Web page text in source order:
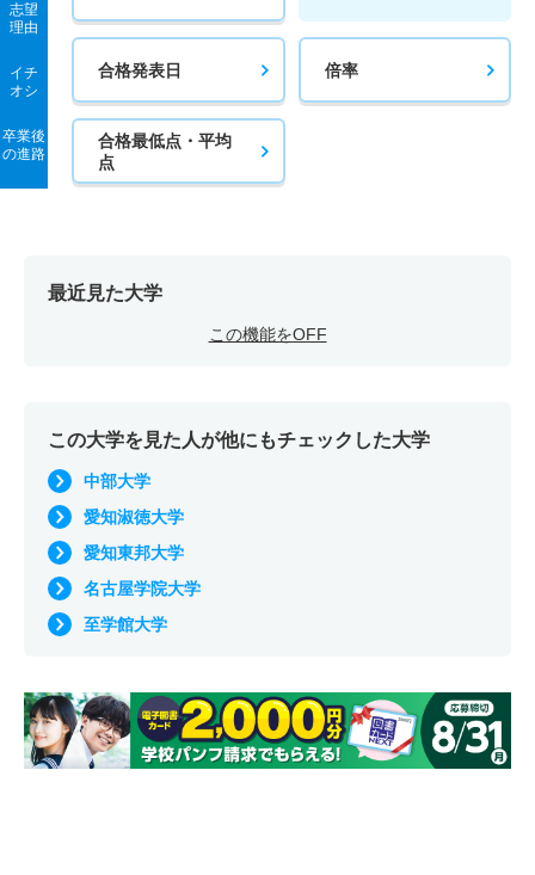
志望
理由
イチ
オシ
卒業後
の進路
合格発表日 倍率
合格最低点・平均
点
最近見た大学
この機能をOFF
この大学を見た人が他にもチェックした大学
中部大学
愛知淑徳大学
愛知東邦大学
名古屋学院大学
至学館大学